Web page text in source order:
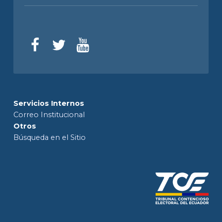
Servicios Internos
Correo Institucional
Otros
Búsqueda en el Sitio